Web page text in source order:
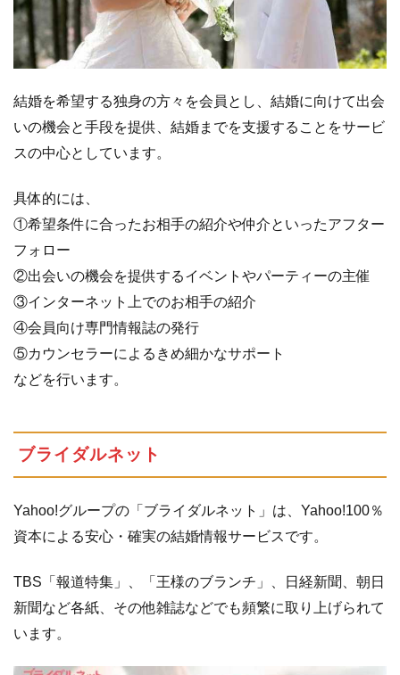
結婚を希望する独身の方々を会員とし、結婚に向けて出会
いの機会と手段を提供、結婚までを支援することをサービ
スの中心としています。
具体的には、
①希望条件に合ったお相手の紹介や仲介といったアフター
フォロー
②出会いの機会を提供するイベントやパーティーの主催
③インターネット上でのお相手の紹介
④会員向け専門情報誌の発行
⑤カウンセラーによるきめ細かなサポート
などを行います。
ブライダルネット
Yahoo!グループの「ブライダルネット」は、Yahoo!100％
資本による安心・確実の結婚情報サービスです。
TBS「報道特集」、「王様のブランチ」、日経新聞、朝日
新聞など各紙、その他雑誌などでも頻繁に取り上げられて
います。